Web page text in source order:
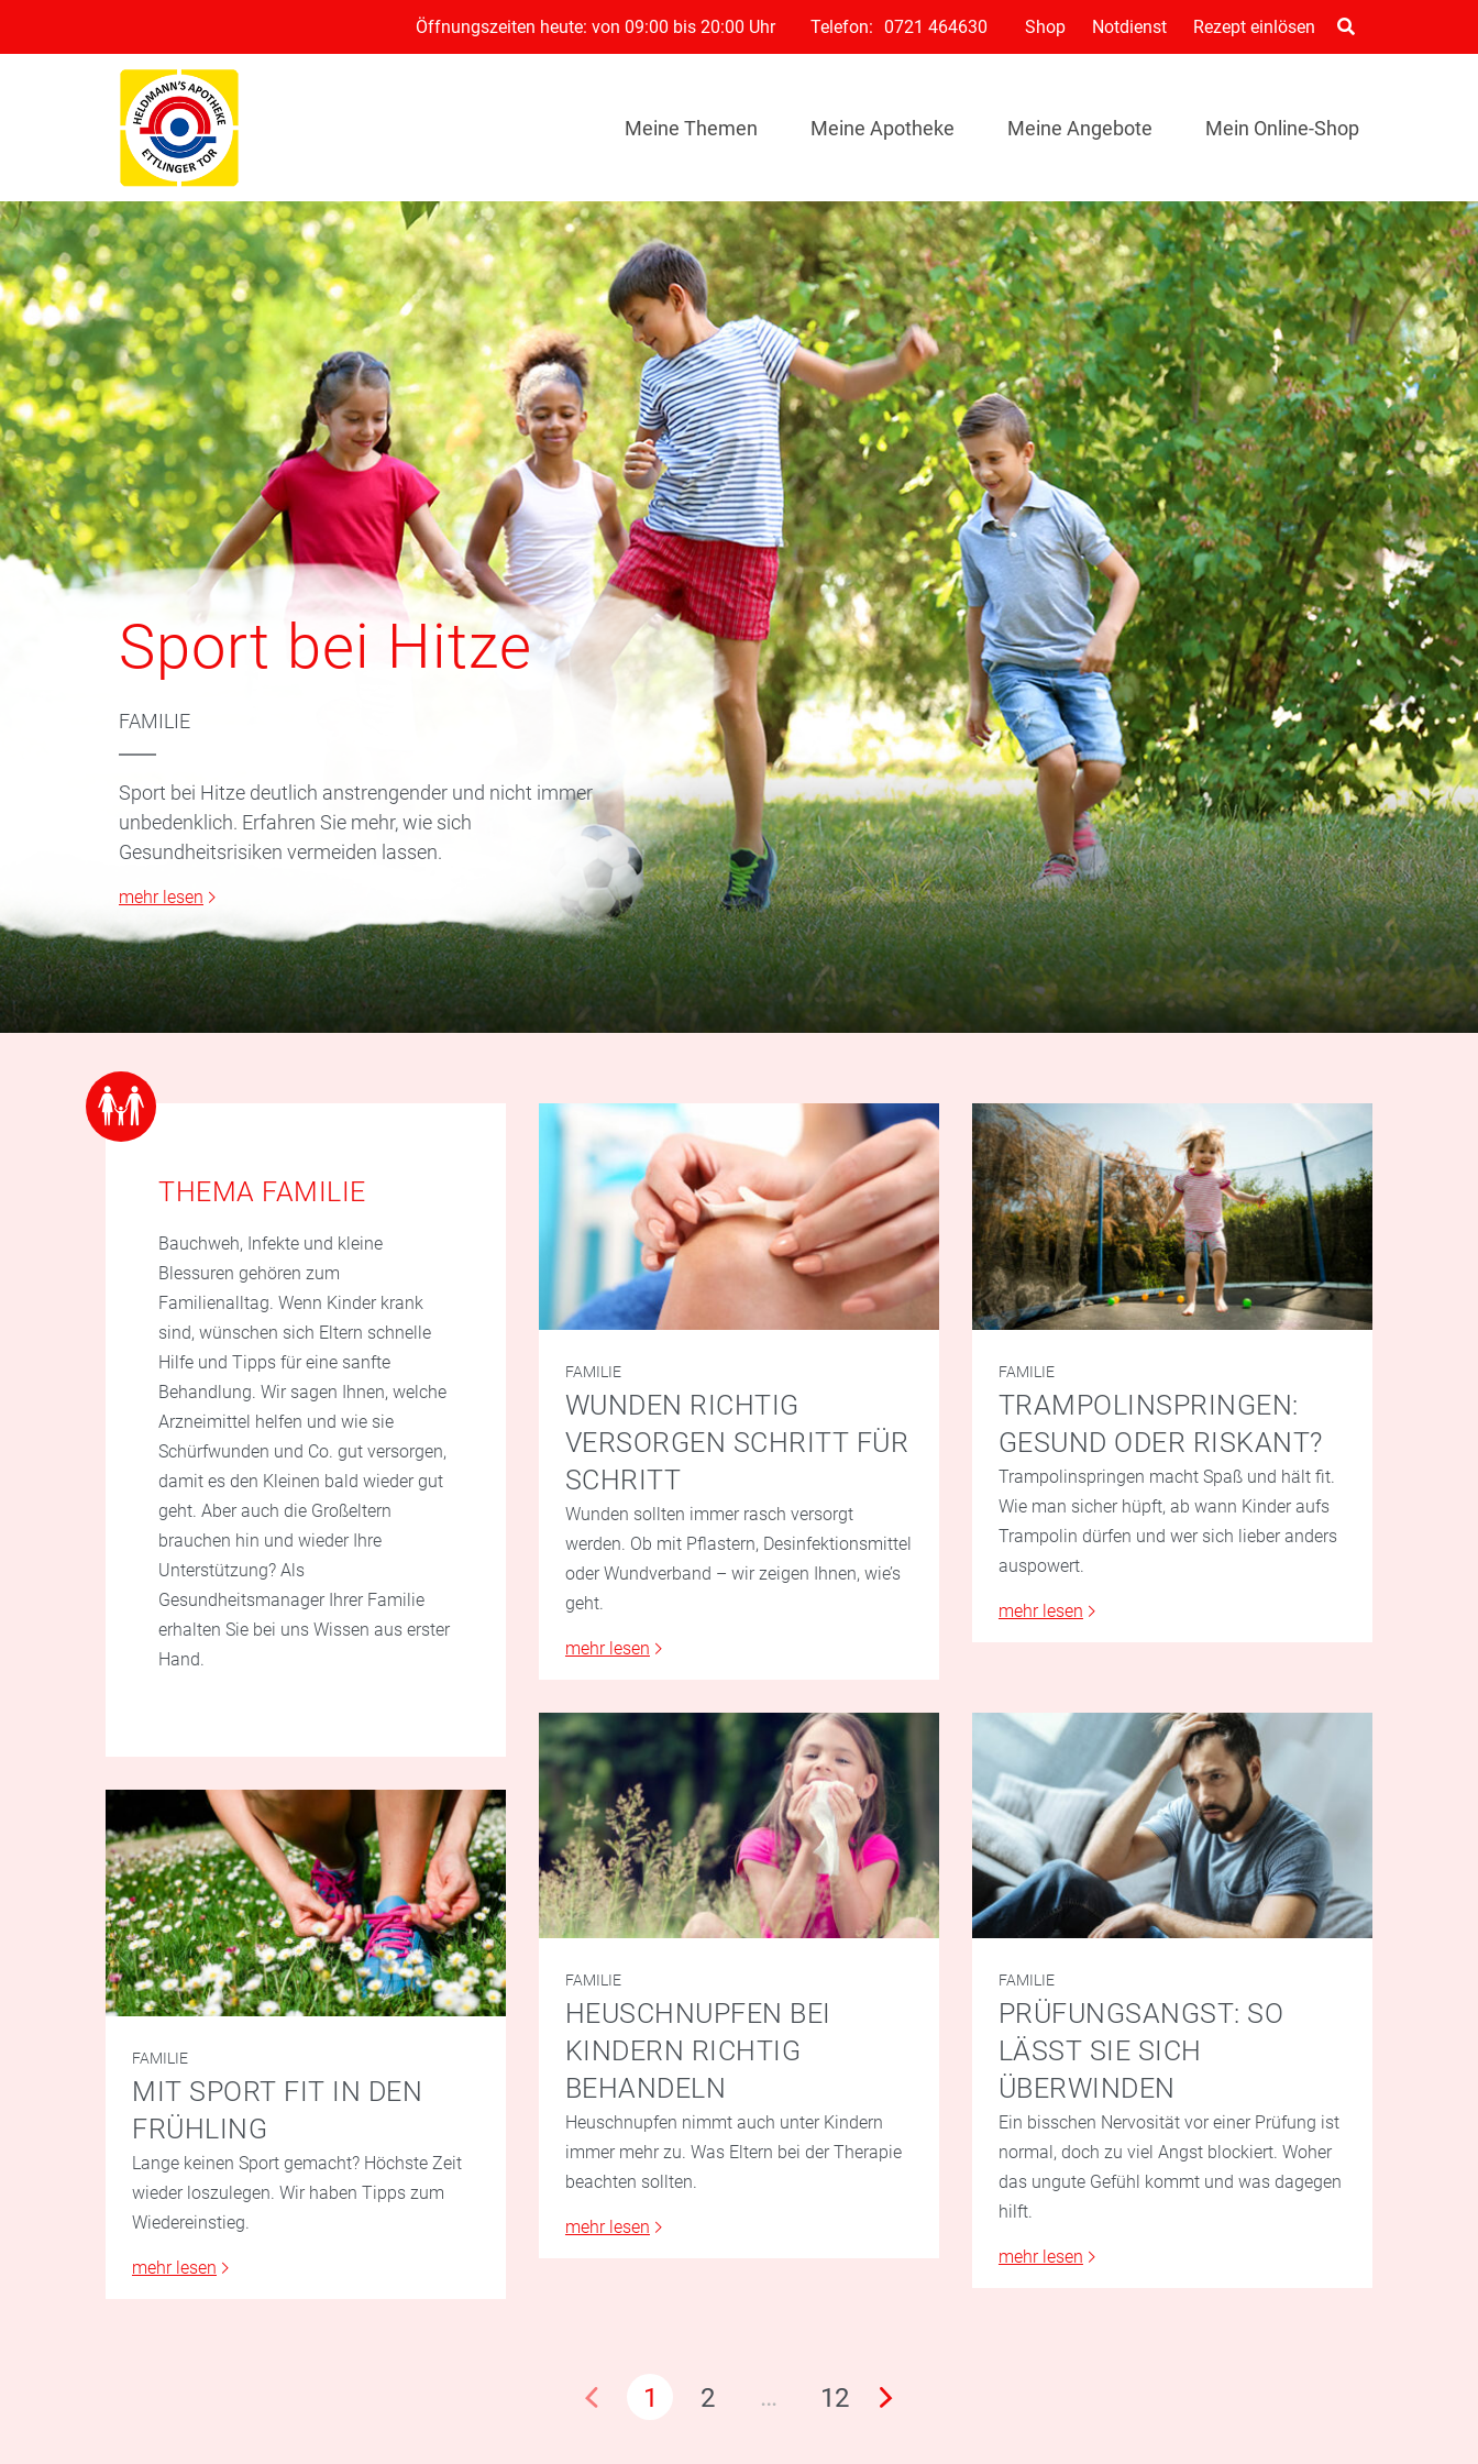
Öffnungszeiten heute: von 09:00 bis 20:00 Uhr Telefon: 0721 464630 Shop Notdienst Rezept einlösen
Meine Themen Meine Apotheke Meine Angebote Mein Online-Shop
Sport bei Hitze
FAMILIE
Sport bei Hitze deutlich anstrengender und nicht immer
unbedenklich. Erfahren Sie mehr, wie sich
Gesundheitsrisiken vermeiden lassen.
mehr lesen
THEMA FAMILIE
Bauchweh, Infekte und kleine
Blessuren gehören zum
Familienalltag. Wenn Kinder krank
sind, wünschen sich Eltern schnelle
Hilfe und Tipps für eine sanfte
Behandlung. Wir sagen Ihnen, welche
Arzneimittel helfen und wie sie
Schürfwunden und Co. gut versorgen,
damit es den Kleinen bald wieder gut
geht. Aber auch die Großeltern
brauchen hin und wieder Ihre
Unterstützung? Als
Gesundheitsmanager Ihrer Familie
erhalten Sie bei uns Wissen aus erster
Hand.
FAMILIE
WUNDEN RICHTIG
VERSORGEN SCHRITT FÜR
SCHRITT
Wunden sollten immer rasch versorgt
werden. Ob mit Pflastern, Desinfektionsmittel
oder Wundverband – wir zeigen Ihnen, wie’s
geht.
mehr lesen
FAMILIE
TRAMPOLINSPRINGEN:
GESUND ODER RISKANT?
Trampolinspringen macht Spaß und hält fit.
Wie man sicher hüpft, ab wann Kinder aufs
Trampolin dürfen und wer sich lieber anders
auspowert.
mehr lesen
FAMILIE
HEUSCHNUPFEN BEI
KINDERN RICHTIG
BEHANDELN
Heuschnupfen nimmt auch unter Kindern
immer mehr zu. Was Eltern bei der Therapie
beachten sollten.
mehr lesen
FAMILIE
PRÜFUNGSANGST: SO
LÄSST SIE SICH
ÜBERWINDEN
Ein bisschen Nervosität vor einer Prüfung ist
normal, doch zu viel Angst blockiert. Woher
das ungute Gefühl kommt und was dagegen
hilft.
mehr lesen
FAMILIE
MIT SPORT FIT IN DEN
FRÜHLING
Lange keinen Sport gemacht? Höchste Zeit
wieder loszulegen. Wir haben Tipps zum
Wiedereinstieg.
mehr lesen
1 2 … 12